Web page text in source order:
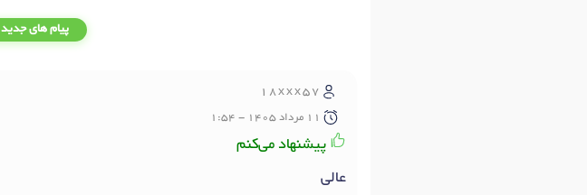
پیام های جدید
18xxx57
11 مرداد 1405 - 1:54
پیشنهاد می‌کنم
عالی